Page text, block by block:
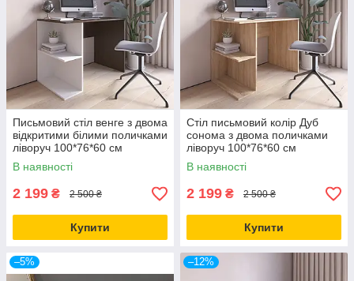
Письмовий стіл венге з двома
відкритими білими поличками
ліворуч 100*76*60 см
В наявності
2 199 ₴ 2 500 ₴
Купити
Стіл письмовий колір Дуб
сонома з двома поличками
ліворуч 100*76*60 см
В наявності
2 199 ₴ 2 500 ₴
Купити
–5% –12%